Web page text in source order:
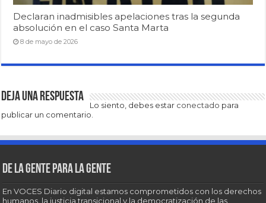
Declaran inadmisibles apelaciones tras la segunda
absolución en el caso Santa Marta
8 de mayo de 2026
Deja una respuesta
Lo siento, debes estar conectado para
publicar un comentario.
De la gente para la gente
En VOCES Diario digital estamos comprometidos con los derechos
humanos, la justicia transicional y la democratización de las